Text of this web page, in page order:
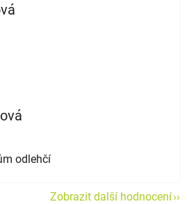
5 z 5 hvězdiček.
5 z 5 hvězdiček.
5 z 5 hvězdiček.
odlehčí
Zobrazit další hodnocení